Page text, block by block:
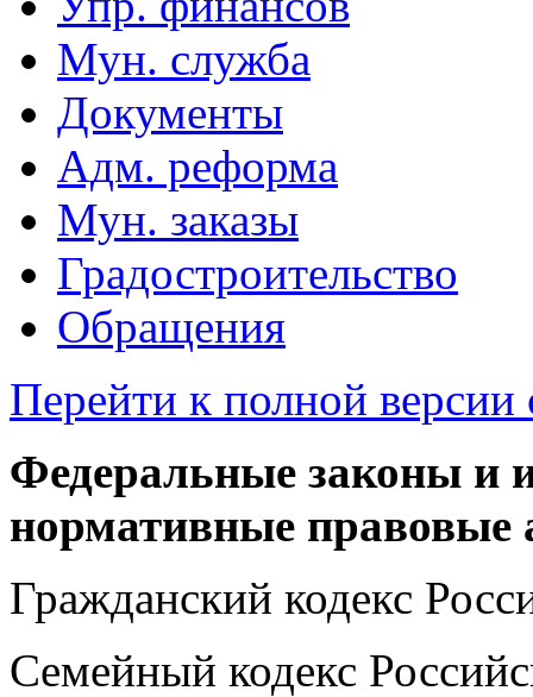
Мун. служба
Документы
Адм. реформа
Мун. заказы
Градостроительство
Обращения
Перейти к полной версии
Федеральные законы и
нормативные правовые
Гражданский кодекс
Семейный кодекс